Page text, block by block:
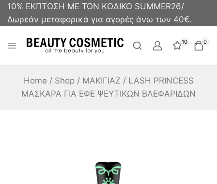
10% ΕΚΠΤΩΣΗ ΜΕ ΤΟΝ ΚΩΔΙΚΟ SUMMER26/
Δωρεάν μεταφορικά για αγορές άνω των 40€.
10 0
Home / Shop / ΜΑΚΙΓΙΑΖ / LASH PRINCESS
ΜΑΣΚΑΡΑ ΓΙΑ ΕΦΕ ΨΕΥΤΙΚΩΝ ΒΛΕΦΑΡΙΔΩΝ